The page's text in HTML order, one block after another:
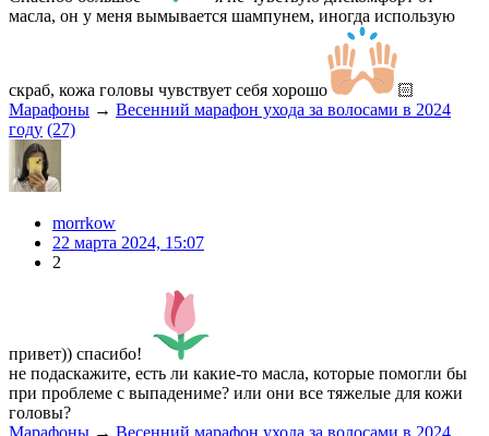
масла, он у меня вымывается шампунем, иногда использую
скраб, кожа головы чувствует себя хорошо
🏻
Марафоны → Весенний марафон ухода за волосами в 2024
году (27)
morrkow
22 марта 2024, 15:07
2
привет)) спасибо!
не подаскажите, есть ли какие-то масла, которые помогли бы
при проблеме с выпадениме? или они все тяжелые для кожи
головы?
Марафоны → Весенний марафон ухода за волосами в 2024